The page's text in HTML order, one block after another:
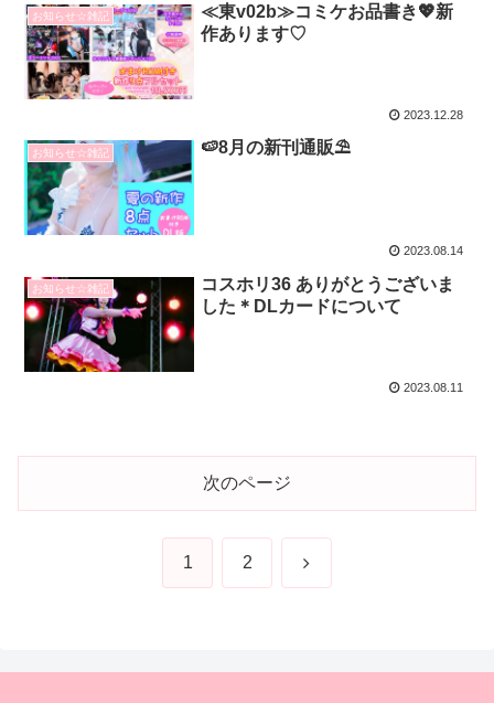
お知らせ☆雑記
≪東v02b≫コミケお品書き💖新
作あります♡
2023.12.28
お知らせ☆雑記 🍉8月の新刊通販⛱️
2023.08.14
お知らせ☆雑記
コスホリ36 ありがとうございま
した＊DLカードについて
2023.08.11
次のページ
1 2 次